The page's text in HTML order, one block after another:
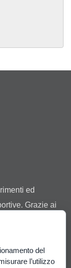
ed
Grazie ai
ad
Dogane e dei
del
l’utilizzo